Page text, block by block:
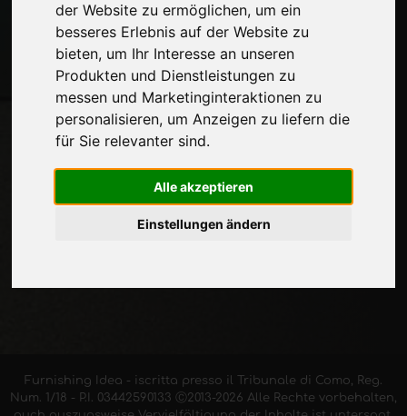
der Website zu ermöglichen, um ein
besseres Erlebnis auf der Website zu
bieten, um Ihr Interesse an unseren
Produkten und Dienstleistungen zu
messen und Marketinginteraktionen zu
personalisieren, um Anzeigen zu liefern die
für Sie relevanter sind.
Alle akzeptieren
Einstellungen ändern
Auf dem Laufenden bleiben
Verpassen Sie nicht die neuesten
Branchennachrichten,
Unternehmensnachrichten,
Produktneuheiten, innovative Technologien
und Fachmessen. Melden Sie sich für den
Furnishing Idea - iscritta presso il Tribunale di Como, Reg.
Num. 1/18 - P.I. 03442590133 Ⓒ2013-2026 Alle Rechte vorbehalten,